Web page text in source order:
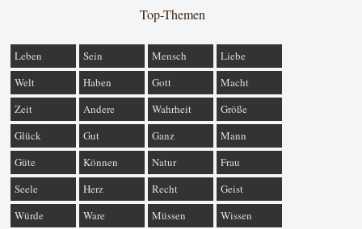
Top-Themen
Leben Sein Mensch
Liebe
Welt
Haben Gott
Macht
Zeit
Andere Wahrheit
Größe
Glück
Gut Ganz
Mann
Güte
Können Natur
Frau
Seele
Herz Recht
Geist
Würde
Ware Müssen Wissen